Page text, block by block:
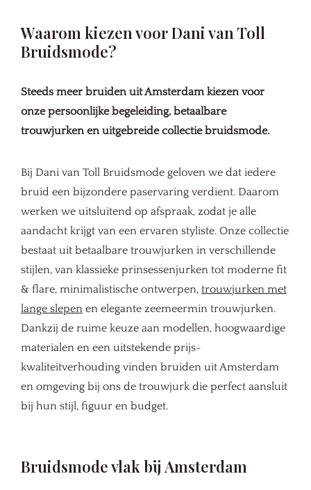
Waarom kiezen voor Dani van Toll
Bruidsmode?
Steeds meer bruiden uit Amsterdam kiezen voor
onze persoonlijke begeleiding, betaalbare
trouwjurken en uitgebreide collectie bruidsmode.
Bij Dani van Toll Bruidsmode geloven we dat iedere
bruid een bijzondere paservaring verdient. Daarom
werken we uitsluitend op afspraak, zodat je alle
aandacht krijgt van een ervaren styliste. Onze collectie
bestaat uit betaalbare trouwjurken in verschillende
stijlen, van klassieke prinsessenjurken tot moderne fit
& flare, minimalistische ontwerpen, trouwjurken met
lange slepen en elegante zeemeermin trouwjurken.
Dankzij de ruime keuze aan modellen, hoogwaardige
materialen en een uitstekende prijs-
kwaliteitverhouding vinden bruiden uit Amsterdam
en omgeving bij ons de trouwjurk die perfect aansluit
bij hun stijl, figuur en budget.
Bruidsmode vlak bij Amsterdam